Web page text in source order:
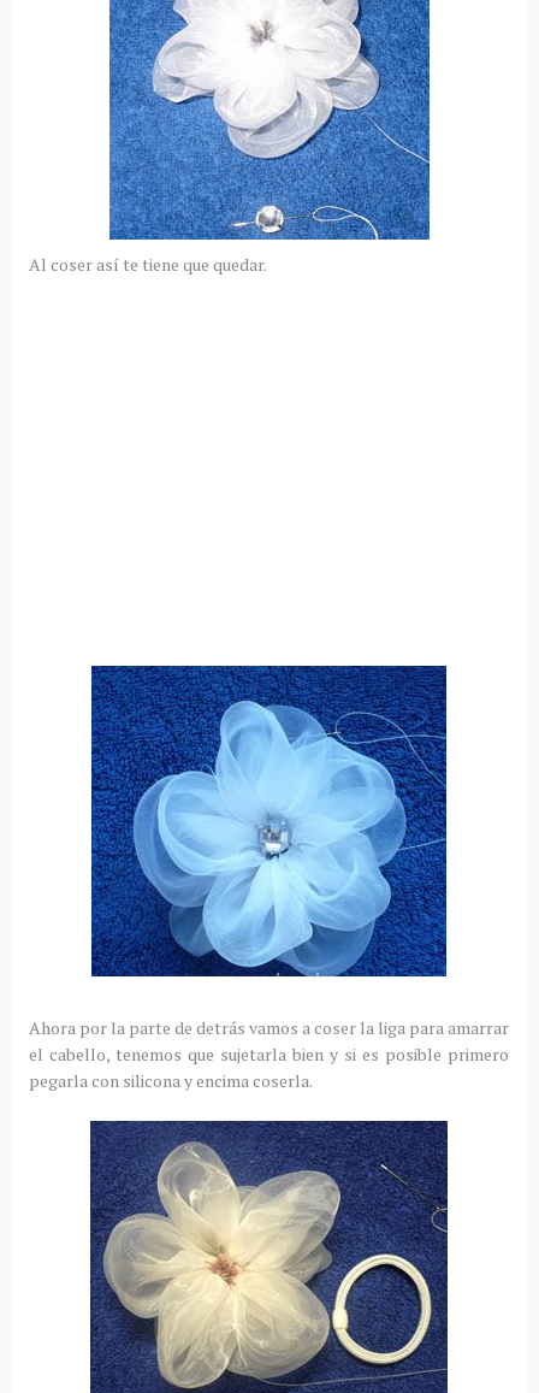
Al coser así te tiene que quedar.
Ahora por la parte de detrás vamos a coser la liga para amarrar
el cabello, tenemos que sujetarla bien y si es posible primero
pegarla con silicona y encima coserla.